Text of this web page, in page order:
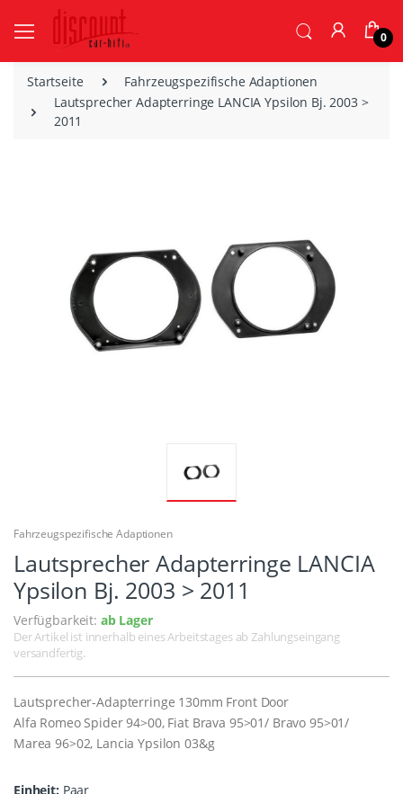
0
Startseite
Fahrzeugspezifische Adaptionen
Lautsprecher Adapterringe LANCIA Ypsilon Bj. 2003 >
2011
Fahrzeugspezifische Adaptionen
Lautsprecher Adapterringe LANCIA
Ypsilon Bj. 2003 > 2011
Verfügbarkeit: ab Lager
Der Artikel ist innerhalb eines Arbeitstages ab Zahlungseingang
versandfertig.
Lautsprecher-Adapterringe 130mm Front Door
Alfa Romeo Spider 94>00, Fiat Brava 95>01/ Bravo 95>01/
Marea 96>02, Lancia Ypsilon 03&g
Einheit: Paar